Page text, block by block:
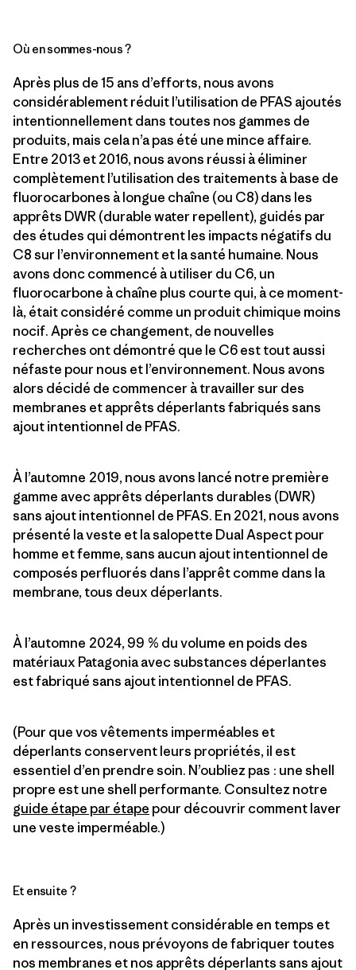
Où en sommes-nous ?
Après plus de 15 ans d’efforts, nous avons
considérablement réduit l’utilisation de PFAS ajoutés
intentionnellement dans toutes nos gammes de
produits, mais cela n’a pas été une mince affaire.
Entre 2013 et 2016, nous avons réussi à éliminer
complètement l’utilisation des traitements à base de
fluorocarbones à longue chaîne (ou C8) dans les
apprêts DWR (durable water repellent), guidés par
des études qui démontrent les impacts négatifs du
C8 sur l’environnement et la santé humaine. Nous
avons donc commencé à utiliser du C6, un
fluorocarbone à chaîne plus courte qui, à ce moment-
là, était considéré comme un produit chimique moins
nocif. Après ce changement, de nouvelles
recherches ont démontré que le C6 est tout aussi
néfaste pour nous et l’environnement. Nous avons
alors décidé de commencer à travailler sur des
membranes et apprêts déperlants fabriqués sans
ajout intentionnel de PFAS.
À l’automne 2019, nous avons lancé notre première
gamme avec apprêts déperlants durables (DWR)
sans ajout intentionnel de PFAS. En 2021, nous avons
présenté la veste et la salopette Dual Aspect pour
homme et femme, sans aucun ajout intentionnel de
composés perfluorés dans l’apprêt comme dans la
membrane, tous deux déperlants.
À l’automne 2024, 99 % du volume en poids des
matériaux Patagonia avec substances déperlantes
est fabriqué sans ajout intentionnel de PFAS.
(Pour que vos vêtements imperméables et
déperlants conservent leurs propriétés, il est
essentiel d’en prendre soin. N’oubliez pas : une shell
propre est une shell performante. Consultez notre
guide étape par étape pour découvrir comment laver
une veste imperméable.)
Et ensuite ?
Après un investissement considérable en temps et
en ressources, nous prévoyons de fabriquer toutes
nos membranes et nos apprêts déperlants sans ajout